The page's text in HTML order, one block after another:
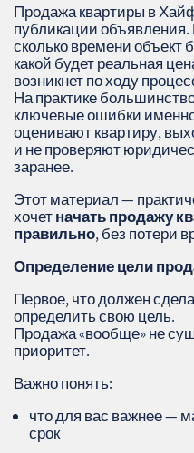
Продажа квартиры в
публикации
сколько времени объект
какой будет реальная
возникнет по ходу
На практике
ключевые ошибки
оценивают квартиру,
и не проверяют
заранее.
Этот материал —
хочетначать продажу
правильно, без потери
Определение цели
Первое, что должен
определить свою цель.
Продажа «вообще» не
приоритет.
Важно понять:
что для вас важнее —
срок